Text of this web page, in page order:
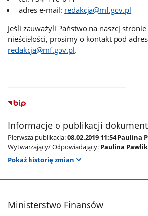
adres e-mail: redakcja@mf.gov.pl
Jeśli zauważyli Państwo na naszej stronie
nieścisłości, prosimy o kontakt pod
redakcja@mf.gov.pl.
Informacje o publikacji
Pierwsza publikacja:08.02.2019 11:54 Paulina
Wytwarzający/ Odpowiadający: Paulina Pawlik
Pokaż historię zmian
stopka
Ministerstwo Finansów